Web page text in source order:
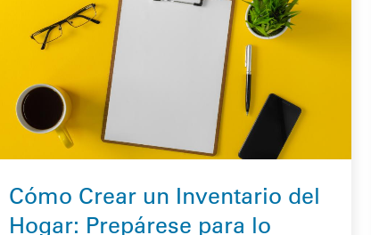
Cómo Crear un Inventario del
Hogar: Prepárese para lo